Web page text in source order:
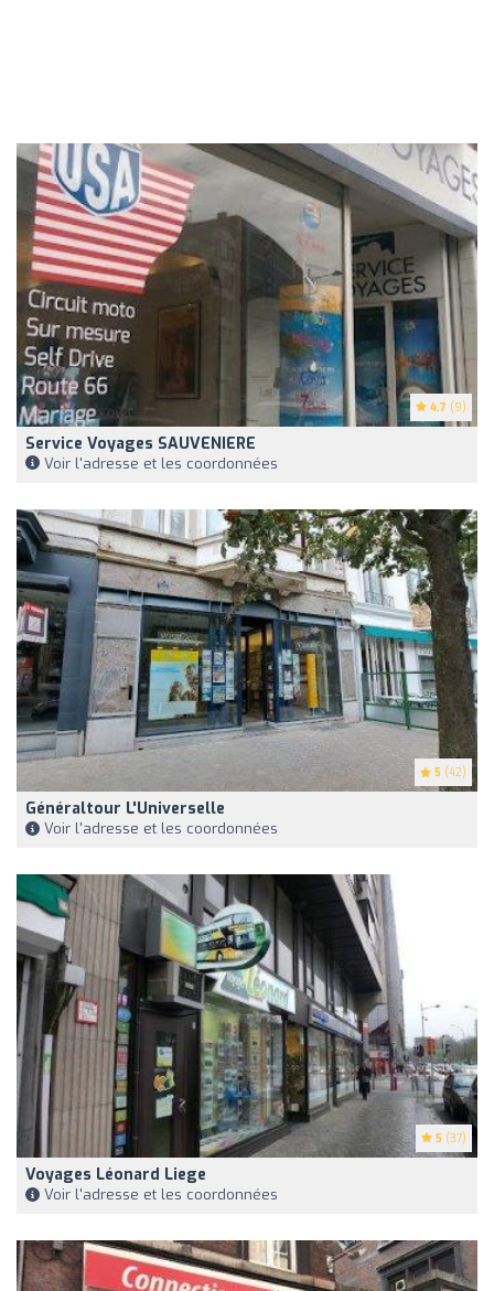
4.7 (9)
Service Voyages SAUVENIERE
Voir l'adresse et les coordonnées
5 (42)
Généraltour L'Universelle
Voir l'adresse et les coordonnées
5 (37)
Voyages Léonard Liege
Voir l'adresse et les coordonnées